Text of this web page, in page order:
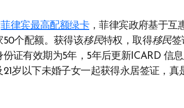
菲律宾最高配额绿卡，菲律宾政府基于互
个配额。获得该移民特权，取得移民签
证有效期为5年，5年后更新ICARD 信
岁以下未婚子女一起获得永居签证，真